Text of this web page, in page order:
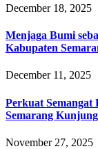
December 18, 2025
Menjaga Bumi
Kabupaten
December 11, 2025
Perkuat Semangat
Semarang
November 27, 2025